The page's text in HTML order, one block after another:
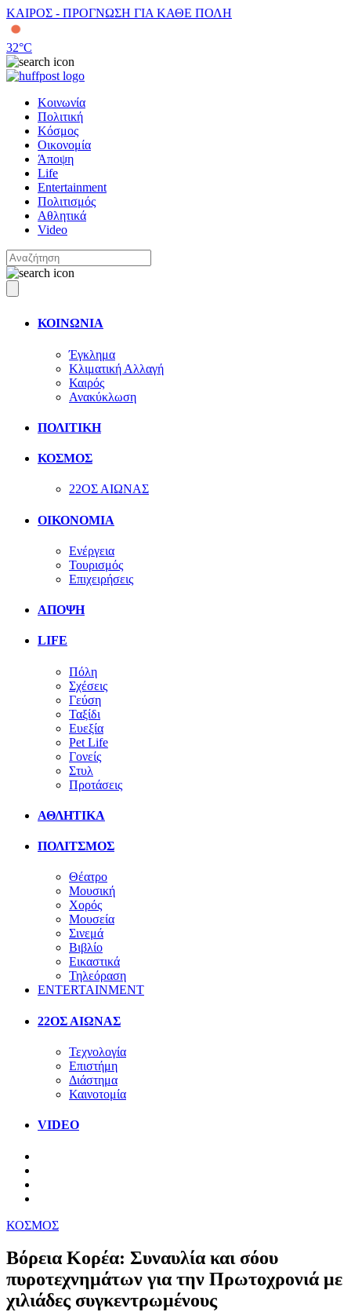
ΚΑΙΡΟΣ - ΠΡΟΓΝΩΣΗ ΓΙΑ ΚΑΘΕ ΠΟΛΗ
32°C
Κοινωνία
Πολιτική
Κόσμος
Οικονομία
Άποψη
Life
Entertainment
Πολιτισμός
Αθλητικά
Video
ΚΟΙΝΩΝΙΑ
Έγκλημα
Κλιματική Αλλαγή
Καιρός
Ανακύκλωση
ΠΟΛΙΤΙΚΗ
ΚΟΣΜΟΣ
22ΟΣ ΑΙΩΝΑΣ
ΟΙΚΟΝΟΜΙΑ
Ενέργεια
Τουρισμός
Επιχειρήσεις
ΑΠΟΨΗ
LIFE
Πόλη
Σχέσεις
Γεύση
Ταξίδι
Ευεξία
Pet Life
Γονείς
Στυλ
Προτάσεις
ΑΘΛΗΤΙΚΑ
ΠΟΛΙΤΣΜΟΣ
Θέατρο
Μουσική
Χορός
Μουσεία
Σινεμά
Βιβλίο
Εικαστικά
Τηλεόραση
ENTERTAINMENT
22ΟΣ ΑΙΩΝΑΣ
Τεχνολογία
Επιστήμη
Διάστημα
Καινοτομία
VIDEO
ΚΟΣΜΟΣ
Βόρεια Κορέα: Συναυλία και σόου
πυροτεχνημάτων για την Πρωτοχρονιά με
χιλιάδες συγκεντρωμένους